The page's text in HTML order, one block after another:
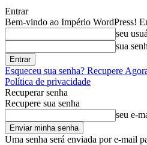
Entrar
Bem-vindo ao Império WordPress!
seu
sua
Esqueceu sua senha? Recupere
Política de privacidade
Recuperar senha
Recupere sua senha
seu e-
Uma senha será enviada por e-mail